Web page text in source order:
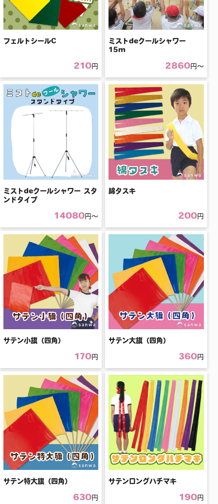
フェルトシールC
210円
ミストdeクールシャワー
15m
2860円〜
ミストdeクールシャワー スタ
ンドタイプ
14080円〜
綿タスキ
200円
サテン小旗（四角）
170円
サテン大旗（四角）
360円
サテン特大旗（四角）
630円
サテンロングハチマキ
190円